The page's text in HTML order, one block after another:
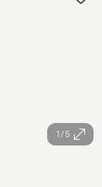
1/5